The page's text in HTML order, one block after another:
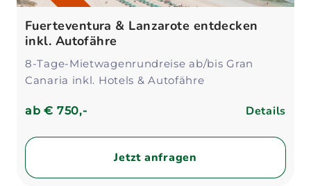
Fuerteventura & Lanzarote entdecken
inkl. Autofähre
8-Tage-Mietwagenrundreise ab/bis Gran
Canaria inkl. Hotels & Autofähre
ab€ 750,- Details
Jetzt anfragen